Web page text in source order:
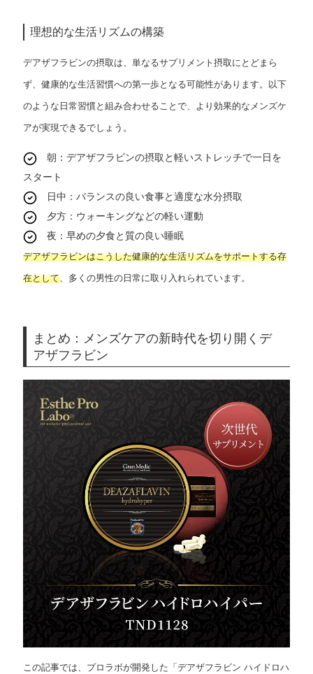
理想的な生活リズムの構築
デアザフラビンの摂取は、単なるサプリメント摂取にとどまら
ず、健康的な生活習慣への第一歩となる可能性があります。以下
のような日常習慣と組み合わせることで、より効果的なメンズケ
アが実現できるでしょう。
朝：デアザフラビンの摂取と軽いストレッチで一日を
スタート
日中：バランスの良い食事と適度な水分摂取
夕方：ウォーキングなどの軽い運動
夜：早めの夕食と質の良い睡眠
デアザフラビンはこうした健康的な生活リズムをサポートする存
在として、多くの男性の日常に取り入れられています。
まとめ：メンズケアの新時代を切り開くデ
アザフラビン
この記事では、プロラボが開発した「デアザフラビン ハイドロハ